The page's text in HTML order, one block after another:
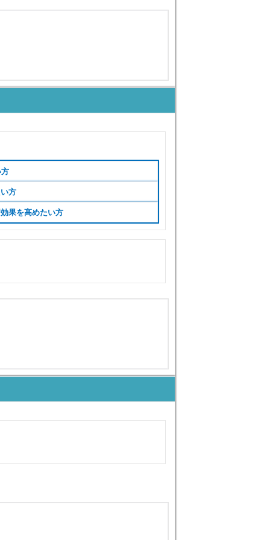
方
果を高めたい方